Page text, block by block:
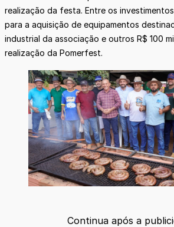
realização da festa. Entre os
para a aquisição de equipamentos
industrial da associação e outros R$ 100
realização da Pomerfest.
Continua após a